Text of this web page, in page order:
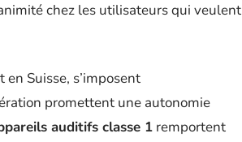
chez les utilisateurs qui veulent
Suisse, s’imposent
promettent une autonomie
auditifs classe 1 remportent